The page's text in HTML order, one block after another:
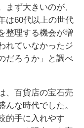
まず大きいのが、
は60代以上の世代
整理する機会が増
れていなかったジ
だろうか」と調べ
、百貨店の宝石売
な時代でした。
的手に入れやす